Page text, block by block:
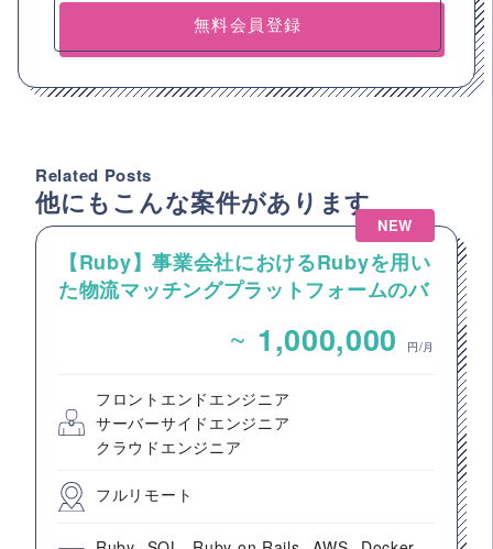
無料会員登録
Related Posts
他にもこんな案件があります
NEW
【Ruby】事業会社におけるRubyを用い
た物流マッチングプラットフォームのバ
~ 1,000,000 円/月
フロントエンドエンジニア
サーバーサイドエンジニア
クラウドエンジニア
フルリモート